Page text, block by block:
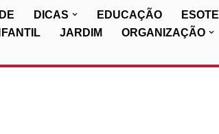
DICAS EDUCAÇÃO
JARDIM ORGANIZAÇÃO